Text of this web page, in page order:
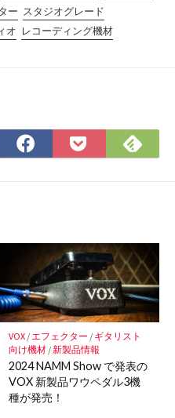
ー スタジオグレード
オ レコーディング機材
Facebook
で
Pocket
に
で
VOX/ エフェクター / ギタリスト
向け機材/新製品情報
2024 NAMM Show で発表の
VOX 新製品ワウペダル3機
種が発売！